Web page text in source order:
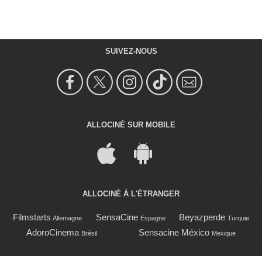
SUIVEZ-NOUS
ALLOCINÉ SUR MOBILE
ALLOCINÉ À L'ÉTRANGER
Filmstarts Allemagne SensaCine Espagne Beyazperde Turquie
AdoroCinema Brésil Sensacine México Mexique